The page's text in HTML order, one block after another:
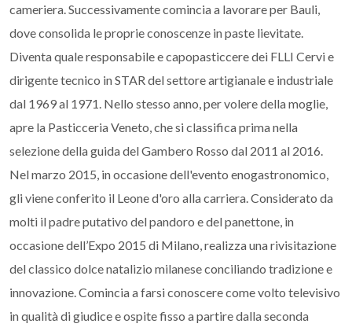
cameriera. Successivamente comincia a lavorare per Bauli,
dove consolida le proprie conoscenze in paste lievitate.
Diventa quale responsabile e capopasticcere dei FLLI Cervi e
dirigente tecnico in STAR del settore artigianale e industriale
dal 1969 al 1971. Nello stesso anno, per volere della moglie,
apre la Pasticceria Veneto, che si classifica prima nella
selezione della guida del Gambero Rosso dal 2011 al 2016.
Nel marzo 2015, in occasione dell'evento enogastronomico,
gli viene conferito il Leone d'oro alla carriera. Considerato da
molti il padre putativo del pandoro e del panettone, in
occasione dell’Expo 2015 di Milano, realizza una rivisitazione
del classico dolce natalizio milanese conciliando tradizione e
innovazione. Comincia a farsi conoscere come volto televisivo
in qualità di giudice e ospite fisso a partire dalla seconda